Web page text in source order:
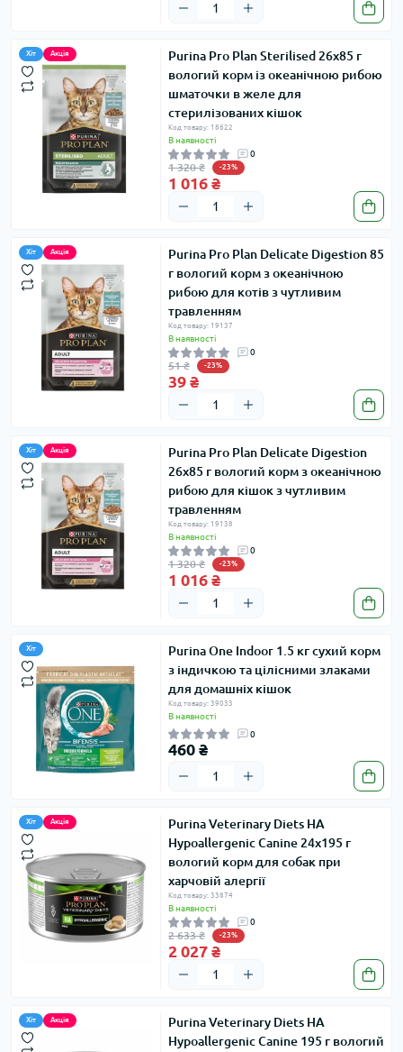
Хіт Акція
Purina Pro Plan Sterilised 26х85 г
вологий корм із океанічною рибою
шматочки в желе для
стерилізованих кішок
Код товару: 18622
В наявності
0
1 320 ₴ -23%
1 016 ₴
Хіт Акція
Purina Pro Plan Delicate Digestion 85
г вологий корм з океанічною
рибою для котів з чутливим
травленням
Код товару: 19137
В наявності
0
51 ₴ -23%
39 ₴
Хіт Акція
Purina Pro Plan Delicate Digestion
26х85 г вологий корм з океанічною
рибою для кішок з чутливим
травленням
Код товару: 19138
В наявності
0
1 320 ₴ -23%
1 016 ₴
Хіт
Purina One Indoor 1.5 кг сухий корм
з індичкою та цілісними злаками
для домашніх кішок
Код товару: 39033
В наявності
0
460 ₴
Хіт Акція
Purina Veterinary Diets HA
Hypoallergenic Canine 24x195 г
вологий корм для собак при
харчовій алергії
Код товару: 33874
В наявності
0
2 633 ₴ -23%
2 027 ₴
Хіт Акція
Purina Veterinary Diets HA
Hypoallergenic Canine 195 г вологий